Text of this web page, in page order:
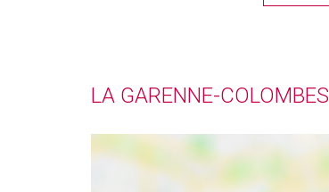
LA GARENNE-COLOMBES